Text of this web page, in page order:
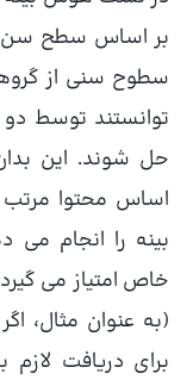
بر اساس سطح سن
سطوح سنی از
توانستند توسط
حل شوند. این
اساس محتوا
بینه را انجام
خاص امتیاز می
(به عنوان مثال،
برای دریافت